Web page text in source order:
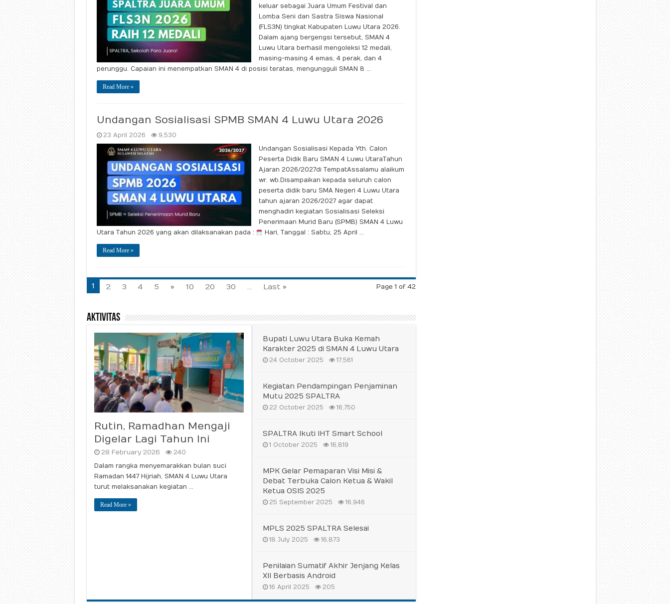
keluar sebagai Juara Umum Festival dan
Lomba Seni dan Sastra Siswa Nasional
(FLS3N) tingkat Kabupaten Luwu Utara 2026.
Dalam ajang bergengsi tersebut, SMAN 4
Luwu Utara berhasil mengoleksi 12 medali,
masing-masing 4 emas, 4 perak, dan 4
perunggu. Capaian ini menempatkan SMAN 4 di posisi teratas, mengungguli SMAN 8 …
Read More »
Undangan Sosialisasi SPMB SMAN 4 Luwu Utara 2026
23 April 2026
9,530
Undangan Sosialisasi Kepada Yth. Calon
Peserta Didik Baru SMAN 4 Luwu UtaraTahun
Ajaran 2026/2027di TempatAssalamu alaikum
wr. wb.Disampaikan kepada seluruh calon
peserta didik baru SMA Negeri 4 Luwu Utara
tahun ajaran 2026/2027 agar dapat
menghadiri kegiatan Sosialisasi Seleksi
Penerimaan Murid Baru (SPMB) SMAN 4 Luwu
Utara Tahun 2026 yang akan dilaksanakan pada :
Hari, Tanggal : Sabtu, 25 April …
Read More »
Page 1 of 42
1 2 3 4 5 » 10 20 30 ... Last »
Aktivitas
Rutin, Ramadhan Mengaji
Digelar Lagi Tahun Ini
28 February 2026 240
Dalam rangka menyemarakkan bulan suci
Ramadan 1447 Hijriah, SMAN 4 Luwu Utara
turut melaksanakan kegiatan …
Read More »
Bupati Luwu Utara Buka Kemah
Karakter 2025 di SMAN 4 Luwu Utara
24 October 2025 17,561
Kegiatan Pendampingan Penjaminan
Mutu 2025 SPALTRA
22 October 2025 16,750
SPALTRA Ikuti IHT Smart School
1 October 2025 16,819
MPK Gelar Pemaparan Visi Misi &
Debat Terbuka Calon Ketua & Wakil
Ketua OSIS 2025
25 September 2025 16,946
MPLS 2025 SPALTRA Selesai
18 July 2025 16,873
Penilaian Sumatif Akhir Jenjang Kelas
XII Berbasis Android
16 April 2025 205